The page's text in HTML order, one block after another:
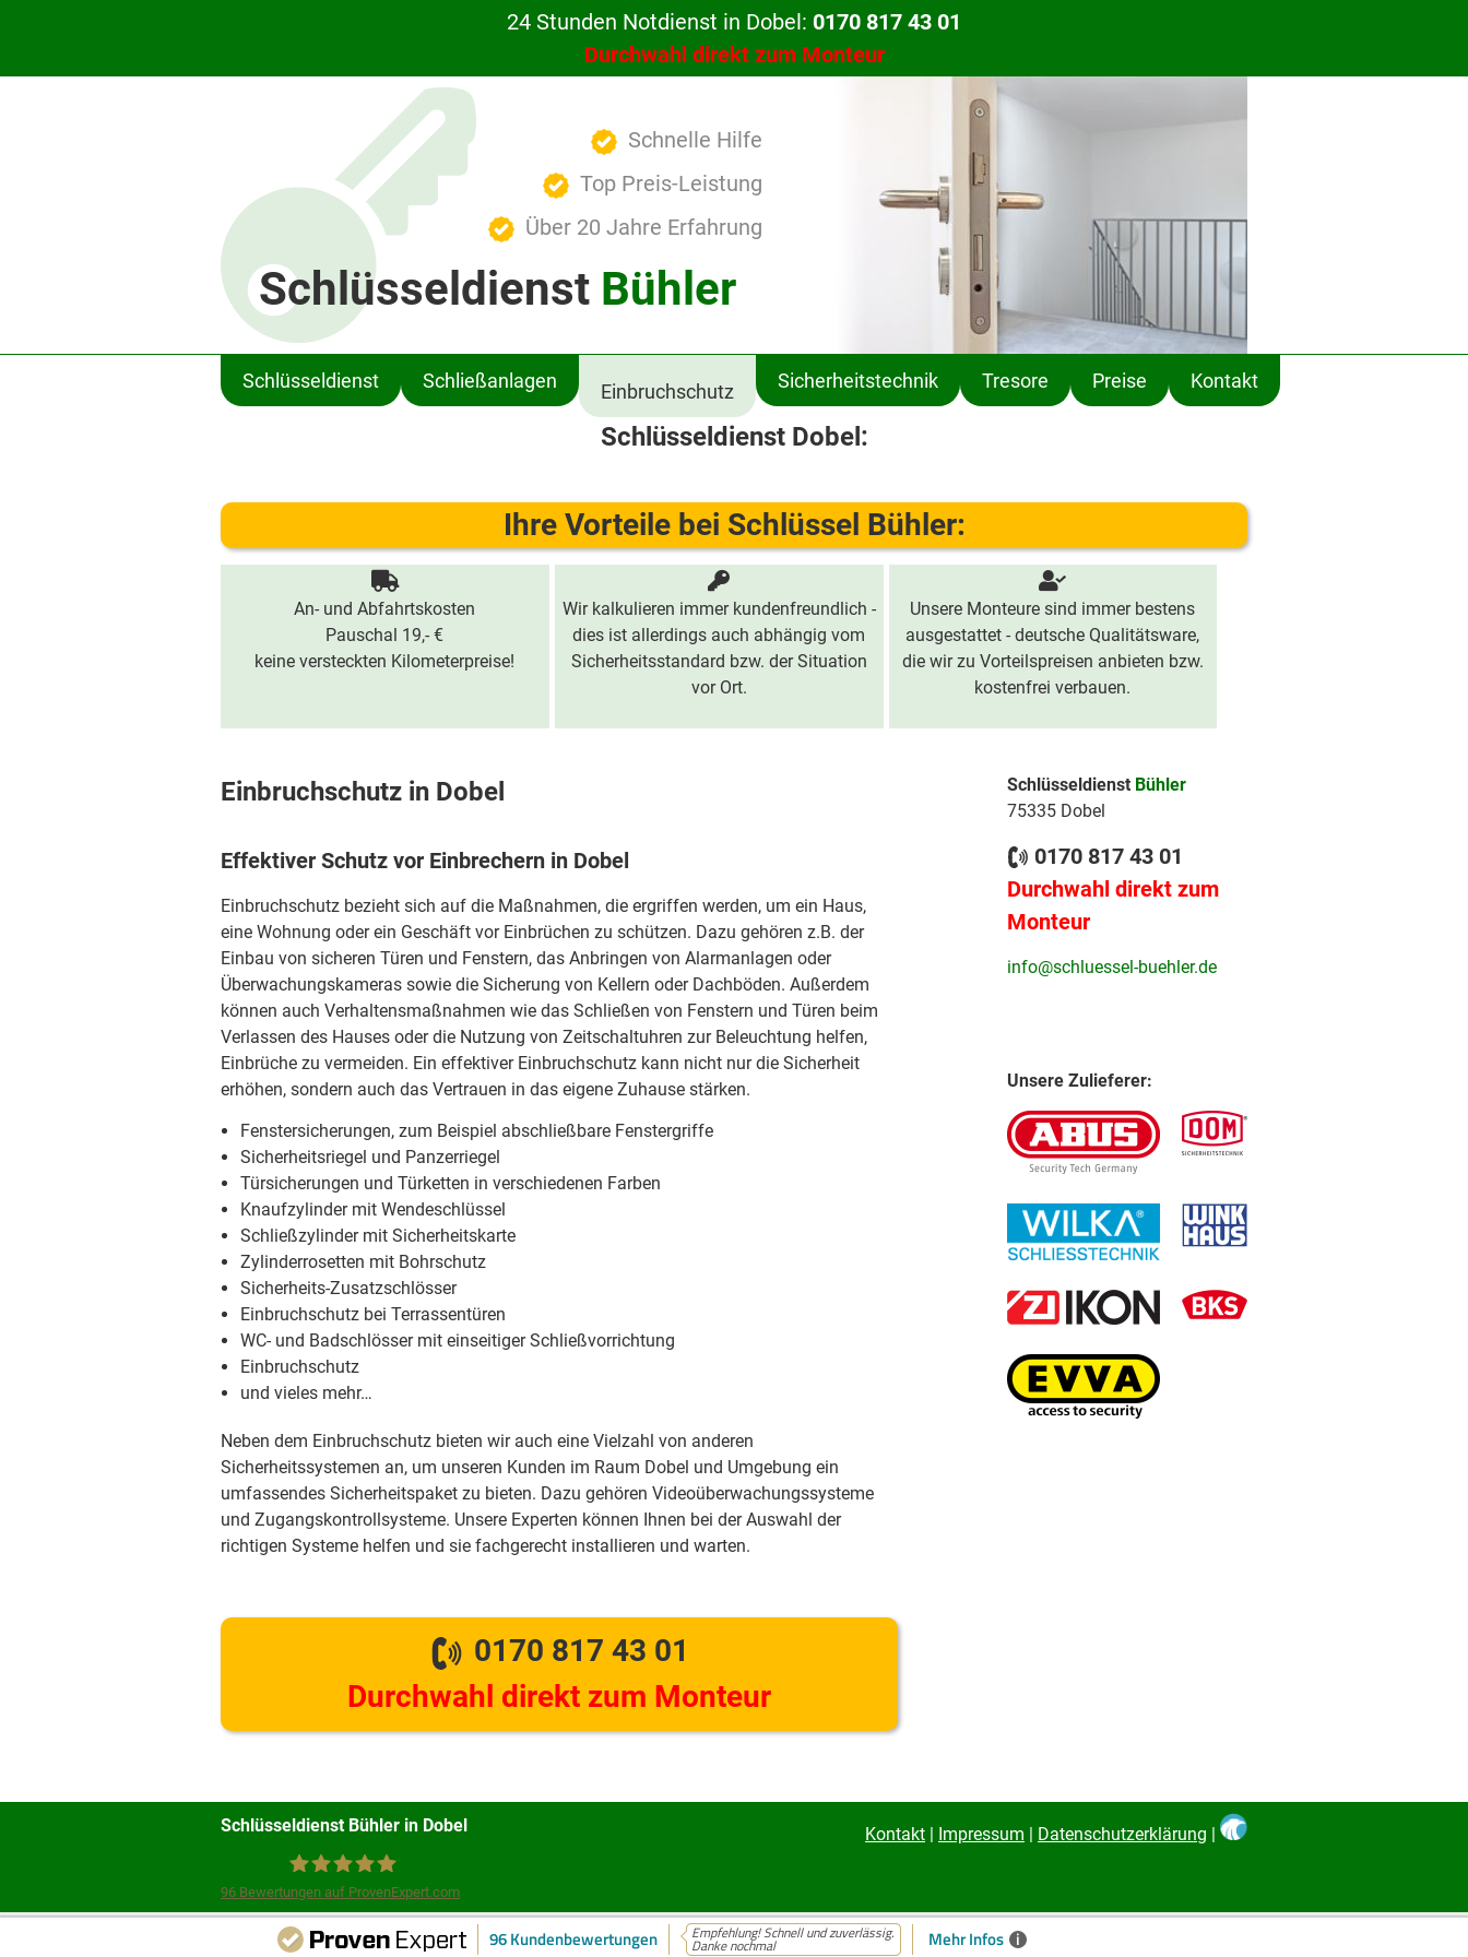
24 Stunden Notdienst in Dobel: 0170 817 43 01
Durchwahl direkt zum Monteur
Schnelle Hilfe
Top Preis-Leistung
Über 20 Jahre Erfahrung
Schlüsseldienst Bühler
Schlüsseldienst Schließanlagen Einbruchschutz Sicherheitstechnik Tresore Preise Kontakt
Schlüsseldienst Dobel:
Ihre Vorteile bei Schlüssel Bühler:
An- und Abfahrtskosten
Pauschal 19,- €
keine versteckten Kilometerpreise!
Wir kalkulieren immer kundenfreundlich -
dies ist allerdings auch abhängig vom
Sicherheitsstandard bzw. der Situation
vor Ort.
Unsere Monteure sind immer bestens
ausgestattet - deutsche Qualitätsware,
die wir zu Vorteilspreisen anbieten bzw.
kostenfrei verbauen.
Einbruchschutz in Dobel
Effektiver Schutz vor Einbrechern in Dobel
Einbruchschutz bezieht sich auf die Maßnahmen, die ergriffen werden, um ein Haus,
eine Wohnung oder ein Geschäft vor Einbrüchen zu schützen. Dazu gehören z.B. der
Einbau von sicheren Türen und Fenstern, das Anbringen von Alarmanlagen oder
Überwachungskameras sowie die Sicherung von Kellern oder Dachböden. Außerdem
können auch Verhaltensmaßnahmen wie das Schließen von Fenstern und Türen beim
Verlassen des Hauses oder die Nutzung von Zeitschaltuhren zur Beleuchtung helfen,
Einbrüche zu vermeiden. Ein effektiver Einbruchschutz kann nicht nur die Sicherheit
erhöhen, sondern auch das Vertrauen in das eigene Zuhause stärken.
Fenstersicherungen, zum Beispiel abschließbare Fenstergriffe
Sicherheitsriegel und Panzerriegel
Türsicherungen und Türketten in verschiedenen Farben
Knaufzylinder mit Wendeschlüssel
Schließzylinder mit Sicherheitskarte
Zylinderrosetten mit Bohrschutz
Sicherheits-Zusatzschlösser
Einbruchschutz bei Terrassentüren
WC- und Badschlösser mit einseitiger Schließvorrichtung
Einbruchschutz
und vieles mehr…
Neben dem Einbruchschutz bieten wir auch eine Vielzahl von anderen
Sicherheitssystemen an, um unseren Kunden im Raum Dobel und Umgebung ein
umfassendes Sicherheitspaket zu bieten. Dazu gehören Videoüberwachungssysteme
und Zugangskontrollsysteme. Unsere Experten können Ihnen bei der Auswahl der
richtigen Systeme helfen und sie fachgerecht installieren und warten.
0170 817 43 01
Durchwahl direkt zum Monteur
Schlüsseldienst Bühler
75335 Dobel
0170 817 43 01
Durchwahl direkt zum
Monteur
info@schluessel-buehler.de
Unsere Zulieferer:
Schlüsseldienst Bühler in Dobel Kontakt Impressum Datenschutzerklärung
Schlüsseldienst Bühler
96 Bewertungen auf ProvenExpert.com
96 Kundenbewertungen Empfehlung! Schnell und zuverlässig.
Danke nochmal Mehr Infos i
Unsere Webseite verwendet Cookies. Mehr dazu in unsererDatenschutzerklärung